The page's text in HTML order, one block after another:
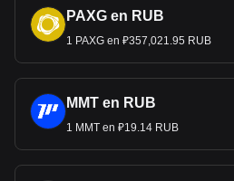
PAXG en RUB
1 PAXG en ₽357,021.95 RUB
MMT en RUB
1 MMT en ₽19.14 RUB